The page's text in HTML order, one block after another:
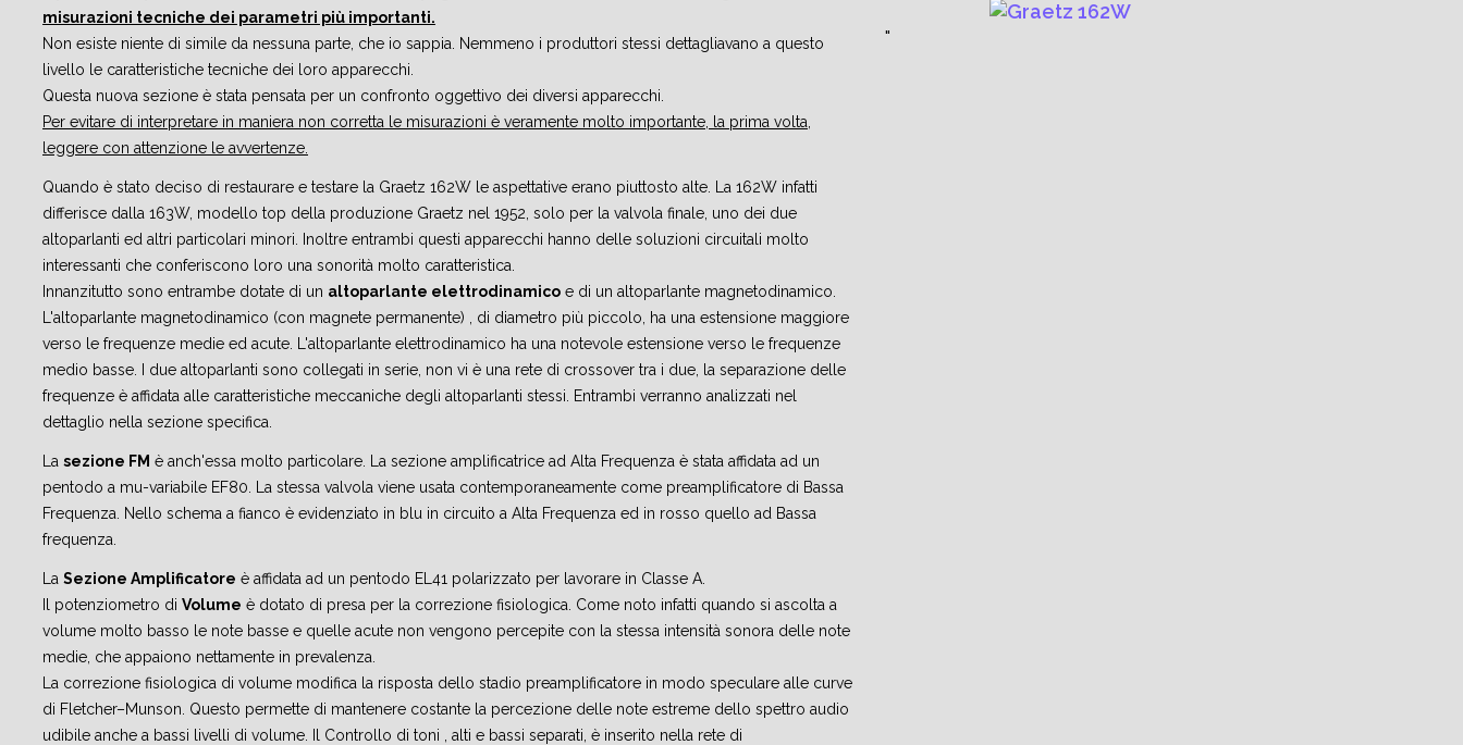
misurazioni tecniche dei parametri più importanti.
Non esiste niente di simile da nessuna parte, che io sappia. Nemmeno i produttori stessi dettagliavano a questo
livello le caratteristiche tecniche dei loro apparecchi.
Questa nuova sezione è stata pensata per un confronto oggettivo dei diversi apparecchi.
Per evitare di interpretare in maniera non corretta le misurazioni è veramente molto importante, la prima volta,
leggere con attenzione le avvertenze.
Quando è stato deciso di restaurare e testare la Graetz 162W le aspettative erano piuttosto alte. La 162W infatti
differisce dalla 163W, modello top della produzione Graetz nel 1952, solo per la valvola finale, uno dei due
altoparlanti ed altri particolari minori. Inoltre entrambi questi apparecchi hanno delle soluzioni circuitali molto
interessanti che conferiscono loro una sonorità molto caratteristica.
Innanzitutto sono entrambe dotate di un altoparlante elettrodinamico e di un altoparlante magnetodinamico.
L'altoparlante magnetodinamico (con magnete permanente) , di diametro più piccolo, ha una estensione maggiore
verso le frequenze medie ed acute. L'altoparlante elettrodinamico ha una notevole estensione verso le frequenze
medio basse. I due altoparlanti sono collegati in serie, non vi è una rete di crossover tra i due, la separazione delle
frequenze è affidata alle caratteristiche meccaniche degli altoparlanti stessi. Entrambi verranno analizzati nel
dettaglio nella sezione specifica.
La sezione FM è anch'essa molto particolare. La sezione amplificatrice ad Alta Frequenza è stata affidata ad un
pentodo a mu-variabile EF80. La stessa valvola viene usata contemporaneamente come preamplificatore di Bassa
Frequenza. Nello schema a fianco è evidenziato in blu in circuito a Alta Frequenza ed in rosso quello ad Bassa
frequenza.
La Sezione Amplificatore è affidata ad un pentodo EL41 polarizzato per lavorare in Classe A.
Il potenziometro di Volume è dotato di presa per la correzione fisiologica. Come noto infatti quando si ascolta a
volume molto basso le note basse e quelle acute non vengono percepite con la stessa intensità sonora delle note
medie, che appaiono nettamente in prevalenza.
La correzione fisiologica di volume modifica la risposta dello stadio preamplificatore in modo speculare alle curve
di Fletcher–Munson. Questo permette di mantenere costante la percezione delle note estreme dello spettro audio
udibile anche a bassi livelli di volume. Il Controllo di toni , alti e bassi separati, è inserito nella rete di